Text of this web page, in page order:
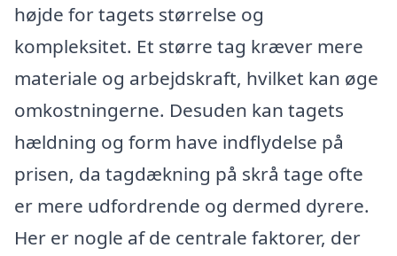
højde for tagets størrelse og
kompleksitet. Et større tag kræver mere
materiale og arbejdskraft, hvilket kan øge
omkostningerne. Desuden kan tagets
hældning og form have indflydelse på
prisen, da tagdækning på skrå tage ofte
er mere udfordrende og dermed dyrere.
Her er nogle af de centrale faktorer, der